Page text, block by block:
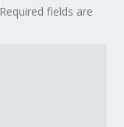
Required fields are